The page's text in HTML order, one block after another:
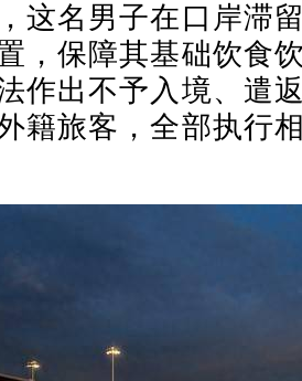
这名男子在口岸滞
，保障其基础饮食
作出不予入境、遣
籍旅客，全部执行